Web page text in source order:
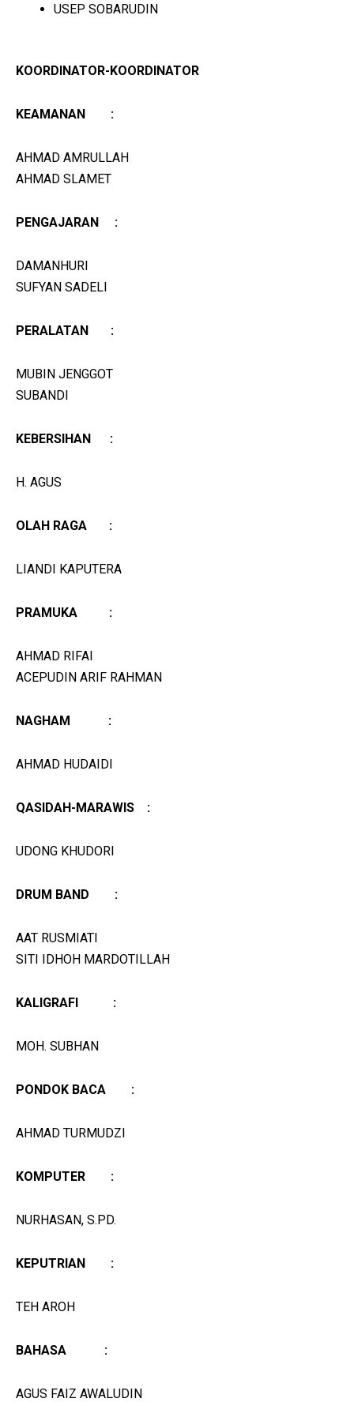
USEP SOBARUDIN
KOORDINATOR-KOORDINATOR
KEAMANAN :
AHMAD AMRULLAH
AHMAD SLAMET
PENGAJARAN :
DAMANHURI
SUFYAN SADELI
PERALATAN :
MUBIN JENGGOT
SUBANDI
KEBERSIHAN :
H. AGUS
OLAH RAGA :
LIANDI KAPUTERA
PRAMUKA :
AHMAD RIFAI
ACEPUDIN ARIF RAHMAN
NAGHAM :
AHMAD HUDAIDI
QASIDAH-MARAWIS :
UDONG KHUDORI
DRUM BAND :
AAT RUSMIATI
SITI IDHOH MARDOTILLAH
KALIGRAFI :
MOH. SUBHAN
PONDOK BACA :
AHMAD TURMUDZI
KOMPUTER :
NURHASAN, S.PD.
KEPUTRIAN :
TEH AROH
BAHASA :
AGUS FAIZ AWALUDIN